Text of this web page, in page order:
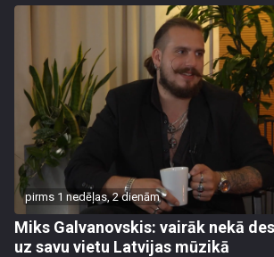
pirms 1 nedēļas, 2 dienām
Miks Galvanovskis: vairāk nekā
uz savu vietu Latvijas mūzikā